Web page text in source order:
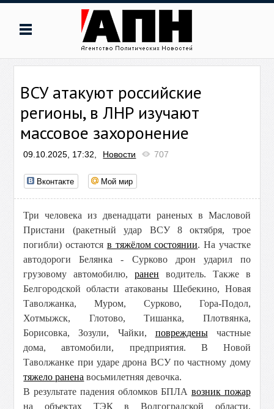
ВСУ атакуют российские
регионы, в ЛНР изучают
массовое захоронение
09.10.2025, 17:32, Новости 707
Вконтакте Мой мир
Три человека из двенадцати раненых в Масловой
Пристани (ракетный удар ВСУ 8 октября, трое
погибли) остаются в тяжёлом состоянии. На участке
автодороги Белянка - Сурково дрон ударил по
грузовому автомобилю,ранен водитель. Также в
Белгородской области атакованы Шебекино, Новая
Таволжанка, Муром, Сурково, Гора-Подол,
Хотмыжск, Глотово, Тишанка, Плотвянка,
Борисовка, Зозули, Чайки, поврежденычастные
дома, автомобили, предприятия. В Новой
Таволжанке при ударе дрона ВСУ по частному дому
тяжело ранена восьмилетняя девочка.
В результате падения обломков БПЛА возник пожар
на объектах ТЭК в Волгоградской области,